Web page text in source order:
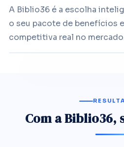
A Biblio36 é a escolha
o seu pacote de benefícios
competitiva real no
Com a Biblio36,